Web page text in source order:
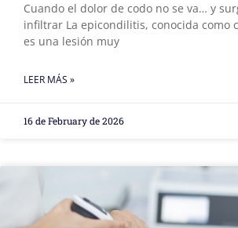
Cuando el dolor de codo no se va… y
infiltrar La epicondilitis, conocida como
es una lesión muy
LEER MÁS »
16 de February de 2026